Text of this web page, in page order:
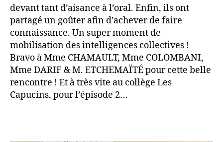
devant tant d’aisance à l’oral. Enfin, ils ont
partagé un goûter afin d’achever de faire
connaissance. Un super moment de
mobilisation des intelligences collectives !
Bravo à Mme CHAMAULT, Mme COLOMBANI,
Mme DARIF & M. ETCHEMAÏTÉ pour cette belle
rencontre ! Et à très vite au collège Les
Capucins, pour l’épisode 2…